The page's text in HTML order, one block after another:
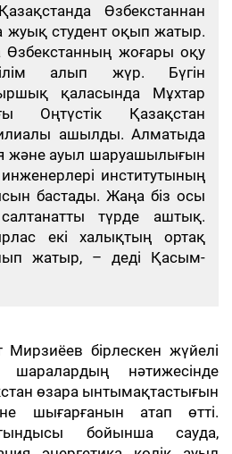
Өзбекстаннан
жуық студент оқып жатыр.
жоғары оқу
алып жүр. Бүгін
қаласында Мұхтар
Оңтүстік Қазақстан
ашылды. Алматыда
және ауыл шаруашылығын
институтының
бастады. Жаңа біз осы
түрде аштық.
екі халықтың ортақ
жатыр, – деді Қасым-
Мирзиёев бірлескен жүйелі
нәтижесінде
өзара ынтымақтастығын
шығарғанын атап өтті.
бойынша сауда,